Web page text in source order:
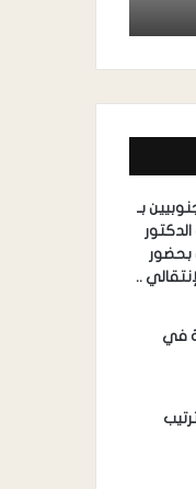
بـ
بحضور
..
في